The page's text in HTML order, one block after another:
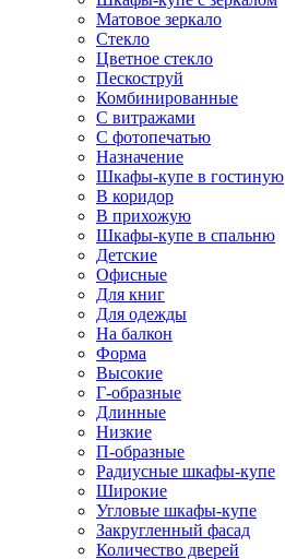
Матовое зеркало
Стекло
Цветное стекло
Пескоструй
Комбинированные
С витражами
С фотопечатью
Назначение
Шкафы-купе в гостиную
В коридор
В прихожую
Шкафы-купе в спальню
Детские
Офисные
Для книг
Для одежды
На балкон
Форма
Высокие
Г-образные
Длинные
Низкие
П-образные
Радиусные шкафы-купе
Широкие
Угловые шкафы-купе
Закругленный фасад
Количество дверей